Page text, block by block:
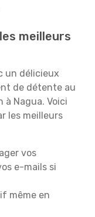
meilleurs
un délicieux
de détente au
à Nagua. Voici
les meilleurs
vos
e-mails si
même en